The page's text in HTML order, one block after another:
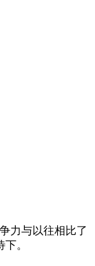
力与以往相比了
。